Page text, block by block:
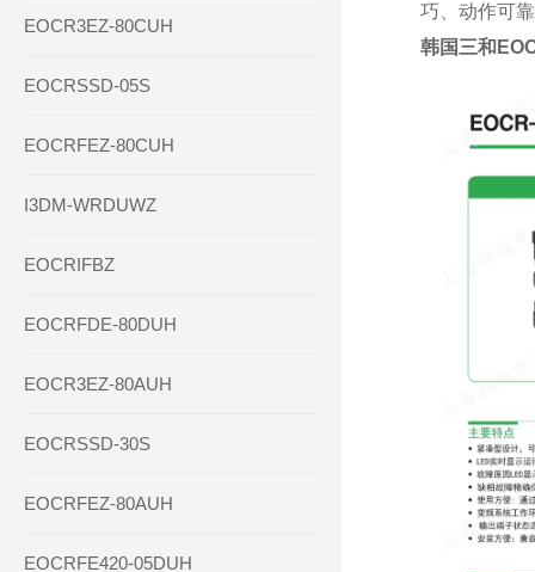
EOCR3EZ-80CUH
EOCRSSD-05S
EOCRFEZ-80CUH
I3DM-WRDUWZ
EOCRIFBZ
EOCRFDE-80DUH
EOCR3EZ-80AUH
EOCRSSD-30S
EOCRFEZ-80AUH
EOCRFE420-05DUH
巧、动作可
韩国三和